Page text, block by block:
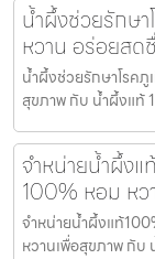
น้ำผึ้งช่วยรักษ
หวาน อร่อยสด
น้ำผึ้งช่วยรักษาโรค
สุขภาพ กับ น้ำผึ้งแท้
จำหน่ายน้ำผึ้ง
100% หอม ห
จำหน่ายน้ำผึ้งแท้
หวานเพื่อสุขภาพ กับ